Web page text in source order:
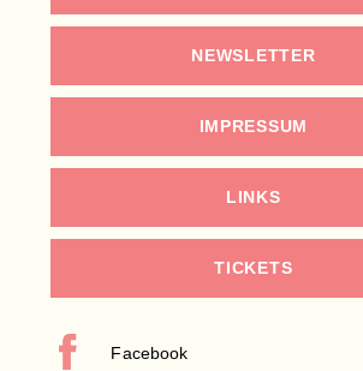
NEWSLETTER
IMPRESSUM
LINKS
TICKETS
Facebook